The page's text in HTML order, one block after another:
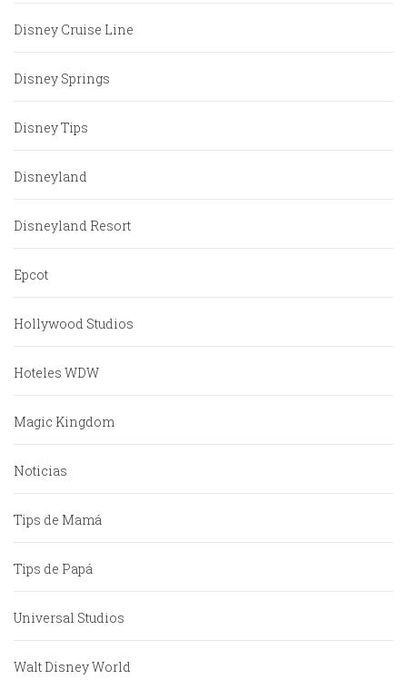
Disney Cruise Line
Disney Springs
Disney Tips
Disneyland
Disneyland Resort
Epcot
Hollywood Studios
Hoteles WDW
Magic Kingdom
Noticias
Tips de Mamá
Tips de Papá
Universal Studios
Walt Disney World